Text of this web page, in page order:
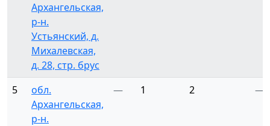
Архангельская,
р-н.
Устьянский, д.
Михалевская,
д. 28, стр. брус
5
обл.
Архангельская,
р-н.
— 1 2 —